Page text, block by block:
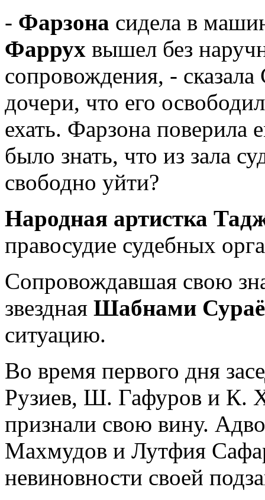
- Фарзона сидела в
Фаррух вышел без
сопровождения, -
дочери, что его
ехать. Фарзона поверила
было знать, что из зала
свободно уйти?
Народная артистка
правосудие судебных
Сопровождавшая свою
звездная Шабнами Сураё
ситуацию.
Во время первого дня
Рузиев, Ш. Гафуров и К.
признали свою вину.
Махмудов и Лутфия
невиновности своей